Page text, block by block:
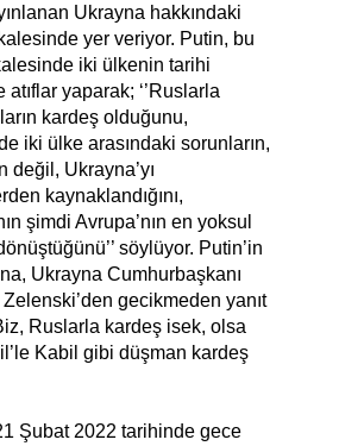
Ukrayna hakkındaki
yer veriyor. Putin, bu
iki ülkenin tarihi
yaparak; ‘’Ruslarla
kardeş olduğunu,
iki ülke arasındaki sorunların,
değil, Ukrayna’yı
kaynaklandığını,
şimdi Avrupa’nın en yoksul
söylüyor. Putin’in
Ukrayna Cumhurbaşkanı
gecikmeden yanıt
Ruslarla kardeş isek, olsa
Kabil gibi düşman kardeş
Şubat 2022 tarihinde gece